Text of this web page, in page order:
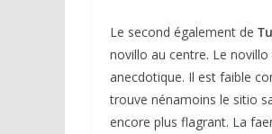
Le second également de
novillo au centre. Le
anecdotique. Il est faible
trouve nénamoins le sitio
encore plus flagrant. La